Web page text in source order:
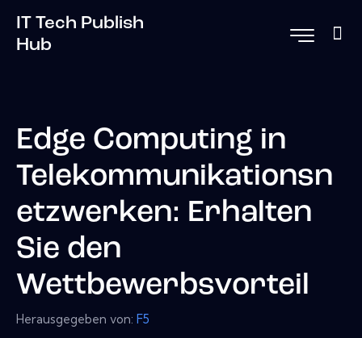
IT Tech Publish
Hub
Edge Computing in
Telekommunikationsn
etzwerken: Erhalten
Sie den
Wettbewerbsvorteil
Herausgegeben von: F5